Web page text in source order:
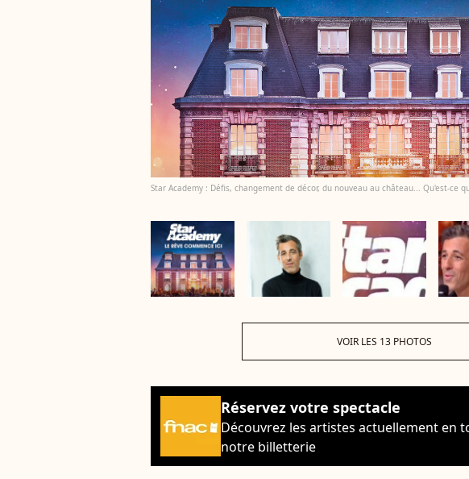
Star Academy : Défis, changement de décor, du nouveau au château... Qu'est-ce
VOIR LES 13 PHOTOS
Réservez votre spectacle
Découvrez les artistes actuellement en
notre billetterie